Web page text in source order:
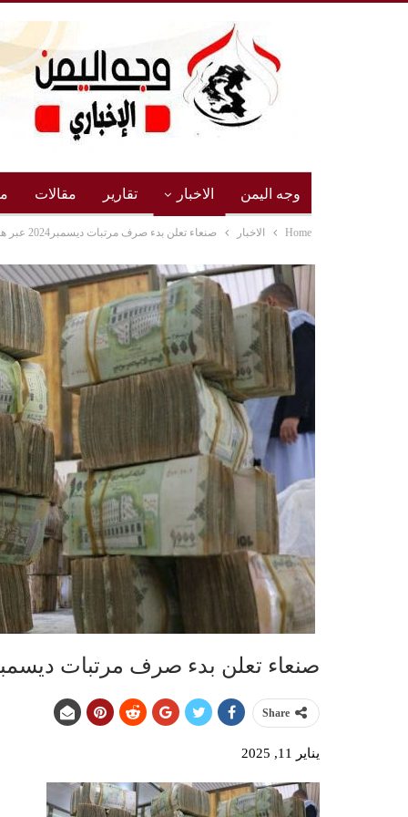
وجه اليمن الاخبار تقارير مقالات
Home الاخبار صنعاء تعلن بدء صرف مرتبات ديسمبر2024 عبر هذه الجهات “تفاصيل”
صنعاء تعلن بدء صرف مرتبات ديسمبر2024 عبر هذه الجهات
Share
يناير 11, 2025